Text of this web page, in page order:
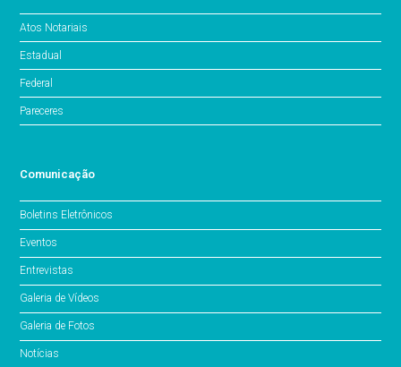
Atos Notariais
Estadual
Federal
Pareceres
Comunicação
Boletins Eletrônicos
Eventos
Entrevistas
Galeria de Vídeos
Galeria de Fotos
Notícias